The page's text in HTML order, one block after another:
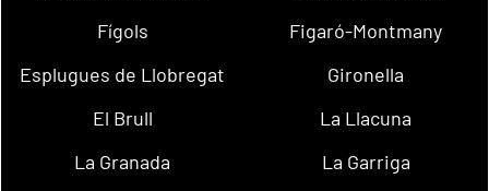
Fígols
Figaró-Montmany
Esplugues de Llobregat
Gironella
El Brull
La Llacuna
La Granada
La Garriga